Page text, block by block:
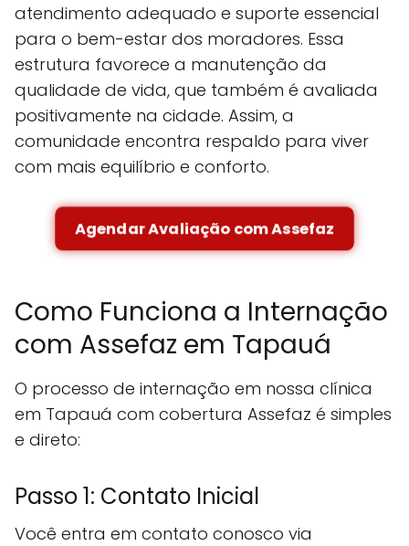
atendimento adequado e suporte essencial
para o bem-estar dos moradores. Essa
estrutura favorece a manutenção da
qualidade de vida, que também é avaliada
positivamente na cidade. Assim, a
comunidade encontra respaldo para viver
com mais equilíbrio e conforto.
Agendar Avaliação com Assefaz
Como Funciona a Internação
com Assefaz em Tapauá
O processo de internação em nossa clínica
em Tapauá com cobertura Assefaz é simples
e direto:
Passo 1: Contato Inicial
Você entra em contato conosco via